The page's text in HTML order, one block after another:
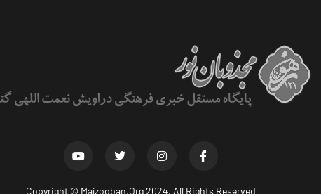
Copyright © Majzooban.Org2024. All Rights Reserved